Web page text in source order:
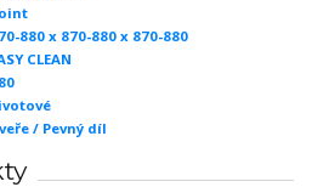
880 x 870-880 x 870-880
CLEAN
/ Pevný díl